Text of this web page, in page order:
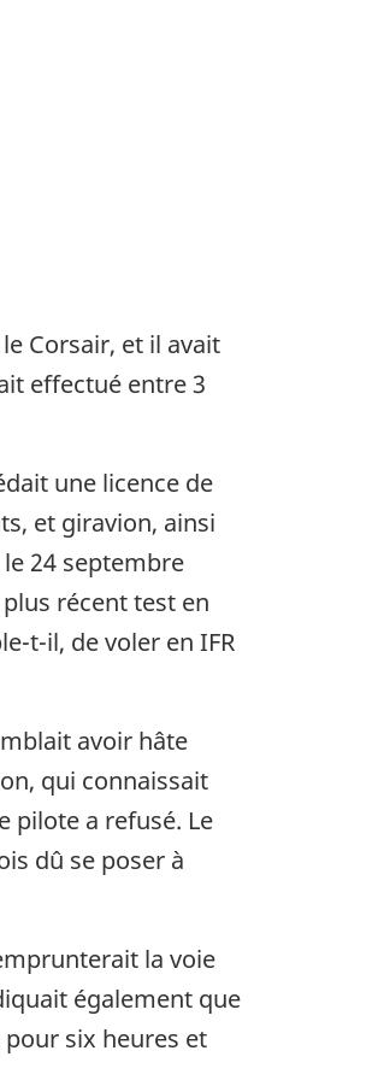
Corsair, et il avait
effectué entre 3
une licence de
et giravion, ainsi
24 septembre
récent test en
t-il, de voler en IFR
avoir hâte
qui connaissait
pilote a refusé. Le
dû se poser à
la voie
également que
six heures et